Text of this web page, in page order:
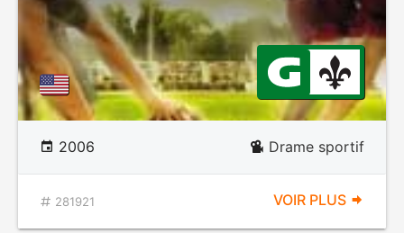
2006 Drame sportif
281921 VOIR PLUS